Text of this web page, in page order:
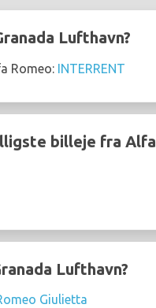
Lufthavn?
Romeo: INTERRENT
billeje fra Alfa
Lufthavn?
Giulietta